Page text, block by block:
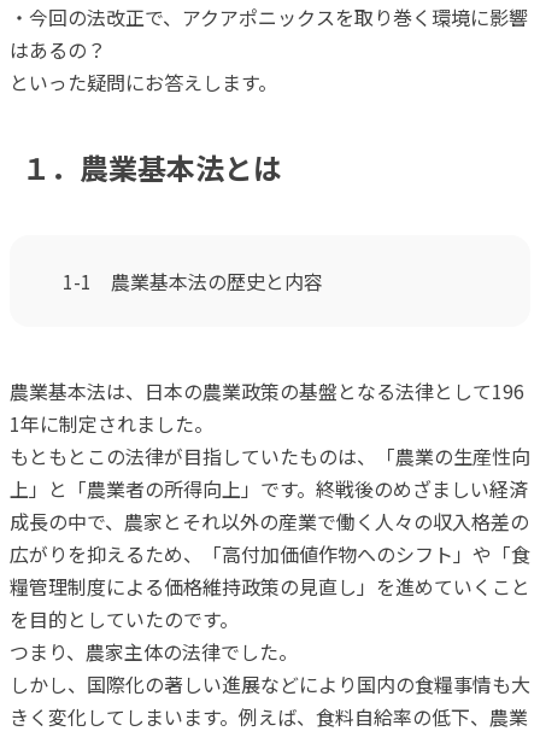
・今回の法改正で、アクアポニックスを取り巻く環境に影響
はあるの？
といった疑問にお答えします。
１．農業基本法とは
1-1 農業基本法の歴史と内容
農業基本法は、日本の農業政策の基盤となる法律として196
1年に制定されました。
もともとこの法律が目指していたものは、「農業の生産性向
上」と「農業者の所得向上」です。終戦後のめざましい経済
成長の中で、農家とそれ以外の産業で働く人々の収入格差の
広がりを抑えるため、「高付加価値作物へのシフト」や「食
糧管理制度による価格維持政策の見直し」を進めていくこと
を目的としていたのです。
つまり、農家主体の法律でした。
しかし、国際化の著しい進展などにより国内の食糧事情も大
きく変化してしまいます。例えば、食料自給率の低下、農業